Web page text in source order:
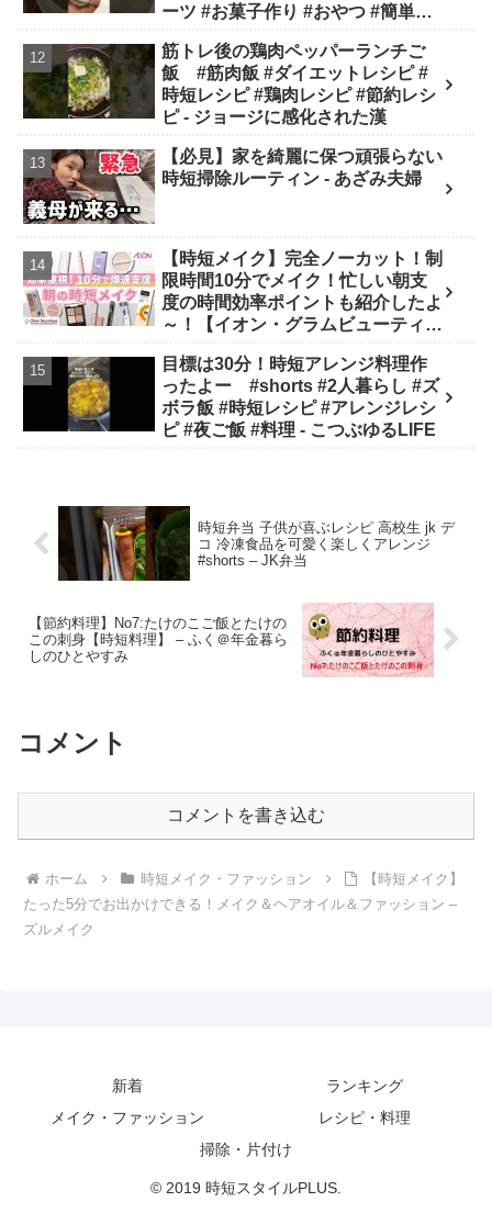
ーツ #お菓子作り #おやつ #簡単レ
cooking(BOTTA SWEETS)
筋トレ後の鶏肉ペッパーランチご
飯 #筋肉飯 #ダイエットレシピ #
時短レシピ #鶏肉レシピ #節約レシ
ピ - ジョージに感化された漢
【必見】家を綺麗に保つ頑張らない
時短掃除ルーティン - あざみ夫婦
【時短メイク】完全ノーカット！制
限時間10分でメイク！忙しい朝支
度の時間効率ポイントも紹介したよ
～！【イオン・グラムビューティー
ラムビューティーク公式】
目標は30分！時短アレンジ料理作
ったよー #shorts #2人暮らし #ズ
ボラ飯 #時短レシピ #アレンジレシ
ピ #夜ご飯 #料理 - こつぶゆるLIFE
時短弁当 子供が喜ぶレシピ 高校生 jk デ
コ 冷凍食品を可愛く楽しくアレンジ
#shorts – JK弁当
【節約料理】No7:たけのこご飯とたけの
この刺身【時短料理】 – ふく＠年金暮ら
しのひとやすみ
コメント
コメントを書き込む
ホーム 時短メイク・ファッション
【時短メイク】
たった5分でお出かけできる！メイク＆ヘアオイル＆ファッション –
ズルメイク
新着
ランキング
メイク・ファッション
レシピ・料理
掃除・片付け
© 2019 時短スタイルPLUS.